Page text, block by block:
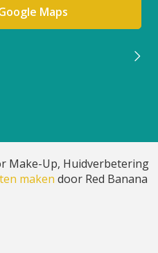
Maps
Make-Up, Huidverbetering
maken door Red Banana